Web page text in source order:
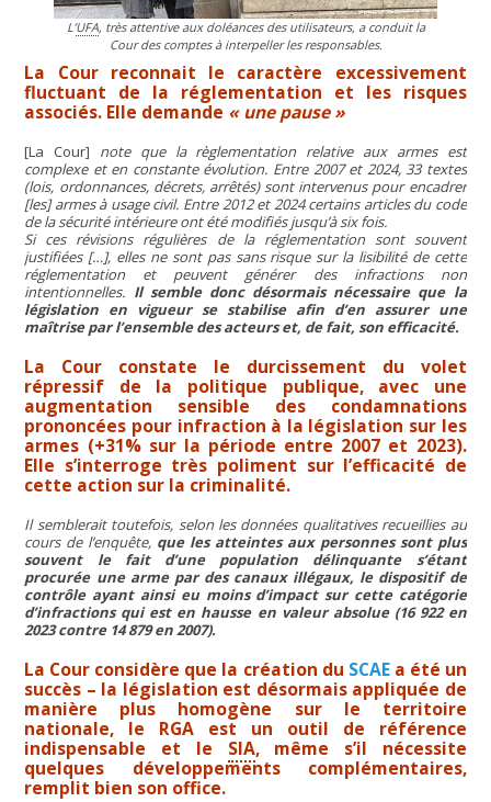
L’UFA, très attentive aux doléances des utilisateurs, a conduit la
Cour des comptes à interpeller les responsables.
La Cour reconnait le caractère excessivement
fluctuant de la réglementation et les risques
associés. Elle demande « une pause »
[La Cour] note que la règlementation relative aux armes est
complexe et en constante évolution. Entre 2007 et 2024, 33 textes
(lois, ordonnances, décrets, arrêtés) sont intervenus pour encadrer
[les] armes à usage civil. Entre 2012 et 2024 certains articles du code
de la sécurité intérieure ont été modifiés jusqu’à six fois.
Si ces révisions régulières de la réglementation sont souvent
justifiées […], elles ne sont pas sans risque sur la lisibilité de cette
réglementation et peuvent générer des infractions non
intentionnelles. Il semble donc désormais nécessaire que la
législation en vigueur se stabilise afin d’en assurer une
maîtrise par l’ensemble des acteurs et, de fait, son efficacité.
La Cour constate le durcissement du volet
répressif de la politique publique, avec une
augmentation sensible des condamnations
prononcées pour infraction à la législation sur les
armes (+31% sur la période entre 2007 et 2023).
Elle s’interroge très poliment sur l’efficacité de
cette action sur la criminalité.
Il semblerait toutefois, selon les données qualitatives recueillies au
cours de l’enquête, que les atteintes aux personnes sont plus
souvent le fait d’une population délinquante s’étant
procurée une arme par des canaux illégaux, le dispositif de
contrôle ayant ainsi eu moins d’impact sur cette catégorie
d’infractions qui est en hausse en valeur absolue (16 922 en
2023 contre 14 879 en 2007).
La Cour considère que la création du SCAEa été un
succès – la législation est désormais appliquée de
manière plus homogène sur le territoire
nationale, le RGA est un outil de référence
indispensable et le SIA, même s’il nécessite
quelques développements complémentaires,
remplit bien son office.